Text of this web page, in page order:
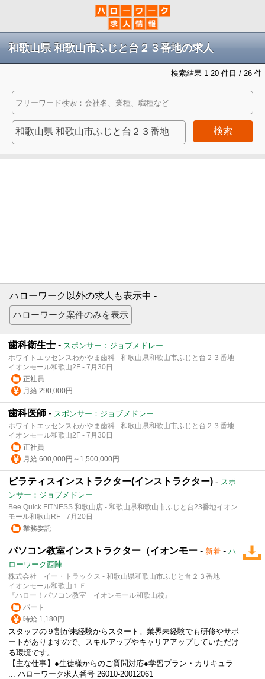
和歌山県 和歌山市ふじと台２３番地の求人
検索結果 1-20 件目 / 26 件
検索
ハローワーク以外の求人も表示中 -
歯科衛生士 - スポンサー：ジョブメドレー
ホワイトエッセンスわかやま歯科 - 和歌山県和歌山市ふじと台２３番地
イオンモール和歌山2F - 7月30日
正社員
月給 290,000円
歯科医師 - スポンサー：ジョブメドレー
ホワイトエッセンスわかやま歯科 - 和歌山県和歌山市ふじと台２３番地
イオンモール和歌山2F - 7月30日
正社員
月給 600,000円～1,500,000円
ピラティスインストラクター(インストラクター) - スポ
ンサー：ジョブメドレー
Bee Quick FITNESS 和歌山店 - 和歌山県和歌山市ふじと台23番地イオン
モール和歌山RF - 7月20日
業務委託
パソコン教室インストラクター（イオンモー - 新着 - ハ
ローワーク西陣
株式会社 イー・トラックス - 和歌山県和歌山市ふじと台２３番地
イオンモール和歌山１Ｆ
『ハロー！パソコン教室 イオンモール和歌山校』
パート
時給 1,180円
スタッフの９割が未経験からスタート。業界未経験でも研修やサポ
ートがありますので、スキルアップやキャリアアップしていただけ
る環境です。
【主な仕事】●生徒様からのご質問対応●学習プラン・カリキュラ
... ハローワーク求人番号 26010-20012061